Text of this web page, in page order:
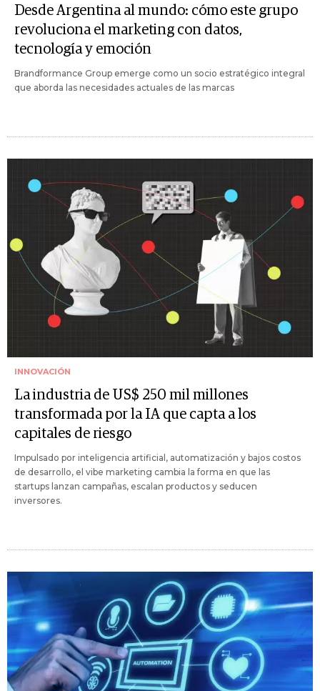
Desde Argentina al mundo: cómo este grupo
revoluciona el marketing con datos,
tecnología y emoción
Brandformance Group emerge como un socio estratégico integral
que aborda las necesidades actuales de las marcas
INNOVACIÓN
La industria de US$ 250 mil millones
transformada por la IA que capta a los
capitales de riesgo
Impulsado por inteligencia artificial, automatización y bajos costos
de desarrollo, el vibe marketing cambia la forma en que las
startups lanzan campañas, escalan productos y seducen
inversores.